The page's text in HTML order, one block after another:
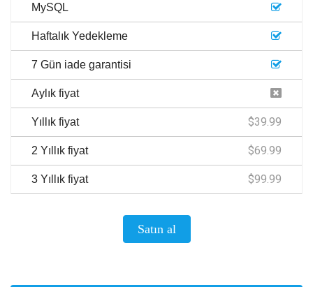
MySQL
Haftalık Yedekleme
7 Gün iade garantisi
Aylık fiyat
Yıllık fiyat $39.99
2 Yıllık fiyat $69.99
3 Yıllık fiyat $99.99
Satın al